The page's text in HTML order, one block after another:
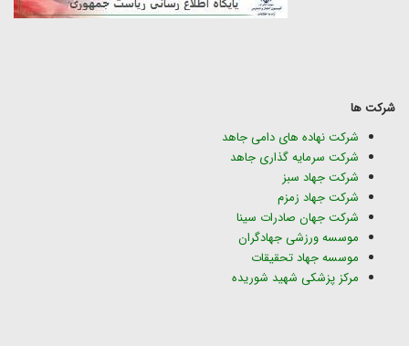
شرکت ها
شرکت نهاده های دامی جاهد
شرکت سرمایه گذاری جاهد
شرکت جهاد سبز
شرکت جهاد زمزم
شرکت جهان صادرات سینا
موسسه ورزشی جهادگران
موسسه جهاد تحقیقات
مرکز پزشکی شهید شوریده